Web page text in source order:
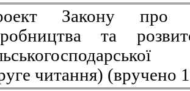
Закону про
та
читання) (вручено